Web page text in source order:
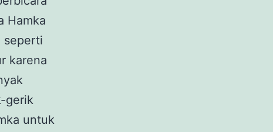
Hamka
seperti
karena
gerik
untuk